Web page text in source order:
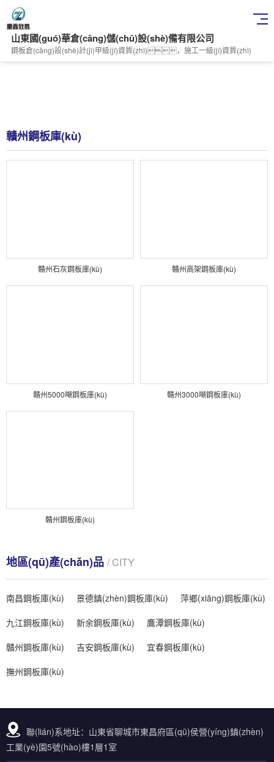
山東國(guó)華倉(cāng)儲(chǔ)設(shè)備有限公司
鋼板倉(cāng)設(shè)計(jì)甲級(jí)資質(zhì)，施工一級(jí)資質(zhì)
贛州鋼板庫(kù)
贛州石灰鋼板庫(kù) 贛州高架鋼板庫(kù)
贛州5000噸鋼板庫(kù) 贛州3000噸鋼板庫(kù)
贛州鋼板庫(kù)
地區(qū)產(chǎn)品 / CITY
南昌鋼板庫(kù) 景德鎮(zhèn)鋼板庫(kù)
萍鄉(xiāng)鋼板庫(kù)
九江鋼板庫(kù)
新余鋼板庫(kù)
鷹潭鋼板庫(kù)
贛州鋼板庫(kù)
吉安鋼板庫(kù)
宜春鋼板庫(kù)
撫州鋼板庫(kù)
聯(lián)系地址：山東省聊城市東昌府區(qū)侯營(yíng)鎮(zhèn)
工業(yè)園5號(hào)樓1層1室